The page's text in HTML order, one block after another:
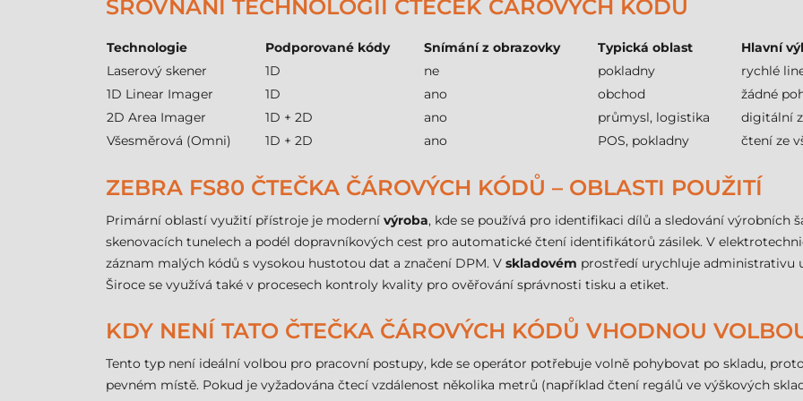
SROVNÁNÍ TECHNOLOGIÍ ČTEČEK ČÁROVÝCH KÓDŮ
Technologie Podporované kódy Snímání z obrazovky Typická oblast
Hlavní
Laserový skener
1D ne pokladny
rychlé
1D Linear Imager
1D ano obchod
žádné
2D Area Imager
1D + 2D ano průmysl, logistika
digitální
Všesměrová (Omni)
1D + 2D ano POS, pokladny čtení ze
ZEBRA FS80 ČTEČKA ČÁROVÝCH KÓDŮ – OBLASTI POUŽITÍ
Primární oblastí využití přístroje je moderní výroba, kde se používá pro identifikaci dílů a sledování výrobních
skenovacích tunelech a podél dopravníkových cest pro automatické čtení identifikátorů zásilek. V
záznam malých kódů s vysokou hustotou dat a značení DPM. V skladovém prostředí urychluje administrativu
Široce se využívá také v procesech kontroly kvality pro ověřování správnosti tisku a etiket.
KDY NENÍ TATO ČTEČKA ČÁROVÝCH KÓDŮ VHODNOU
Tento typ není ideální volbou pro pracovní postupy, kde se operátor potřebuje volně pohybovat po skladu,
pevném místě. Pokud je vyžadována čtecí vzdálenost několika metrů (například čtení regálů ve výškových